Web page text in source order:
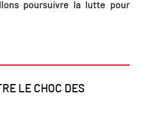
poursuivre la lutte pour
LE CHOC DES